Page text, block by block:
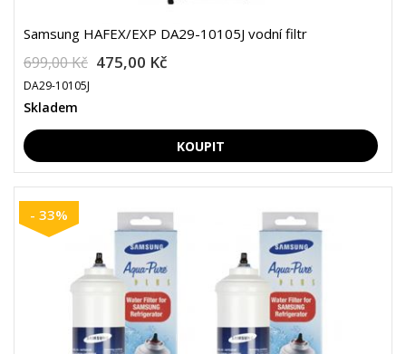
Samsung HAFEX/EXP DA29-10105J vodní filtr
699,00 Kč 475,00 Kč
DA29-10105J
Skladem
- 33%